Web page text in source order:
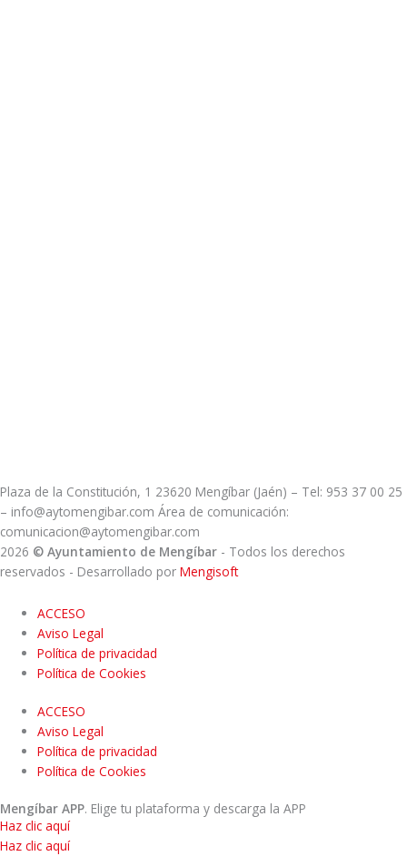
Plaza de la Constitución, 1 23620 Mengíbar (Jaén) – Tel: 953 37 00 25
– info@aytomengibar.com Área de comunicación:
comunicacion@aytomengibar.com
2026 © Ayuntamiento de Mengíbar - Todos los derechos
reservados - Desarrollado por Mengisoft
ACCESO
Aviso Legal
Política de privacidad
Política de Cookies
ACCESO
Aviso Legal
Política de privacidad
Política de Cookies
Mengíbar APP. Elige tu plataforma y descarga la APP
Haz clic aquí
Haz clic aquí